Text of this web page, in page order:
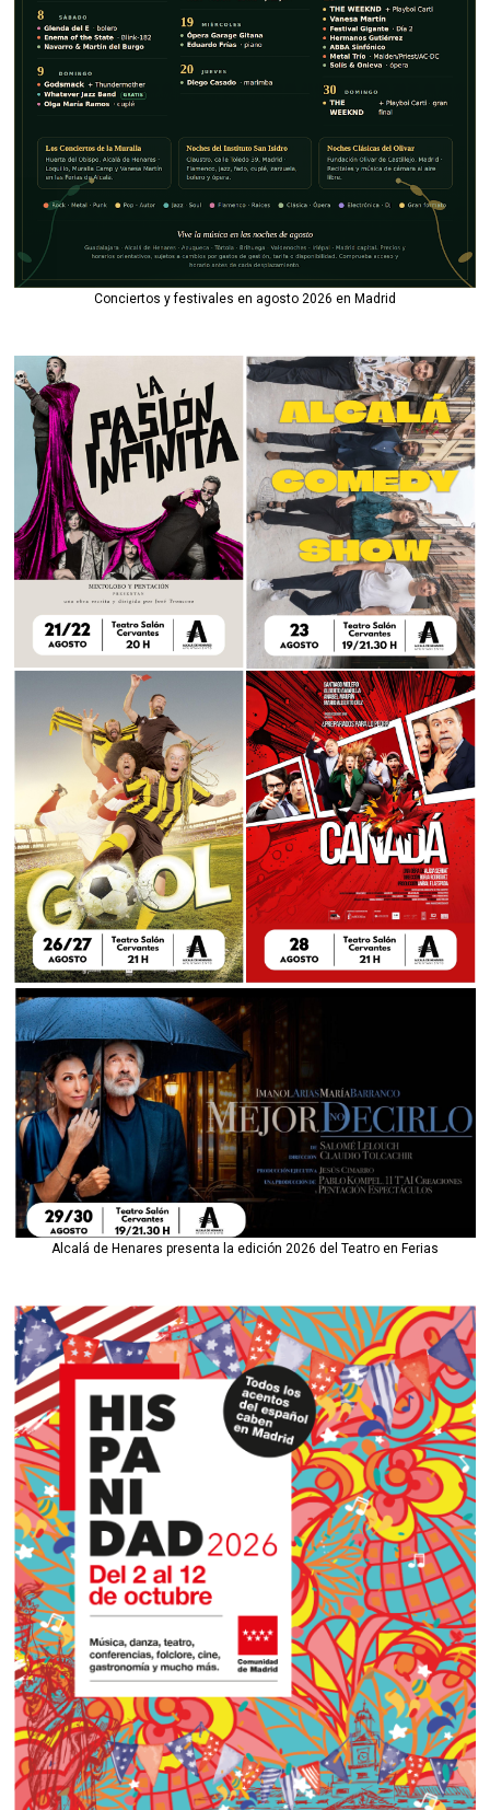
Conciertos y festivales en agosto 2026 en Madrid
Alcalá de Henares presenta la edición 2026 del Teatro en Ferias